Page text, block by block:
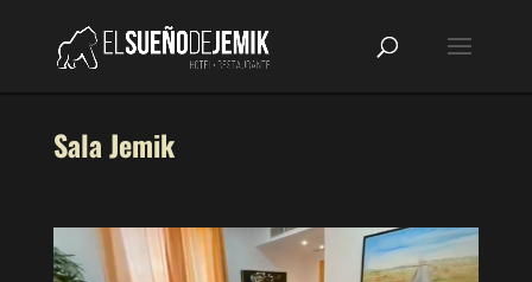
Sala Jemik